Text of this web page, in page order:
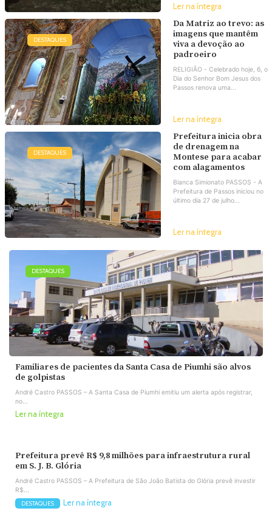
Ler na íntegra
DESTAQUES
Da Matriz ao trevo: as
imagens que mantêm
viva a devoção ao
padroeiro
RELIGIÃO - Celebrado hoje, 6, o
Dia do Senhor Bom Jesus dos
Passos renova uma...
Ler na íntegra
DESTAQUES
Prefeitura inicia obra
de drenagem na
Montese para acabar
com alagamentos
Bianca Simionato PASSOS - A
Prefeitura de Passos iniciou no
último dia 27 de julho...
Ler na íntegra
DESTAQUES
Familiares de pacientes da Santa Casa de Piumhi são alvos
de golpistas
André Castro PASSOS – A Santa Casa de Piumhi emitiu um alerta após registrar,
no...
Ler na íntegra
Prefeitura prevê R$ 9,8 milhões para infraestrutura rural
em S. J. B. Glória
André Castro PASSOS – A Prefeitura de São João Batista do Glória prevê investir
R$...
DESTAQUES Ler na íntegra